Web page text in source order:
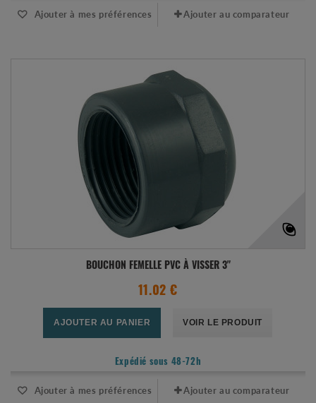
Ajouter à mes préférences Ajouter au comparateur
BOUCHON FEMELLE PVC À VISSER 3"
11.02 €
AJOUTER AU PANIER VOIR LE PRODUIT
Expédié sous 48-72h
Ajouter à mes préférences Ajouter au comparateur